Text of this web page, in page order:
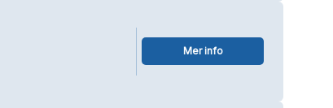
Mer info